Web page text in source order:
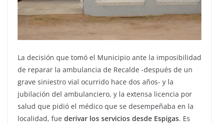
La decisión que tomó el Municipio ante la imposibilidad
de reparar la ambulancia de Recalde -después de un
grave siniestro vial ocurrido hace dos años- y la
jubilación del ambulanciero, y la extensa licencia por
salud que pidió el médico que se desempeñaba en la
localidad, fue derivar los servicios desde Espigas. Es